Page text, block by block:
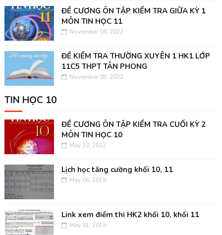
ĐỀ CƯƠNG ÔN TẬP KIỂM TRA GIỮA KỲ 1
MÔN TIN HỌC 11
November 08, 2022
ĐỀ KIỂM TRA THƯỜNG XUYÊN 1 HK1 LỚP
11C5 THPT TÂN PHONG
November 05, 2022
TIN HỌC 10
ĐỀ CƯƠNG ÔN TẬP KIỂM TRA CUỐI KỲ 2
MÔN TIN HỌC 10
May 10, 2022
Lịch học tăng cường khối 10, 11
May 06, 2019
Link xem điểm thi HK2 khối 10, khối 11
May 01, 2019